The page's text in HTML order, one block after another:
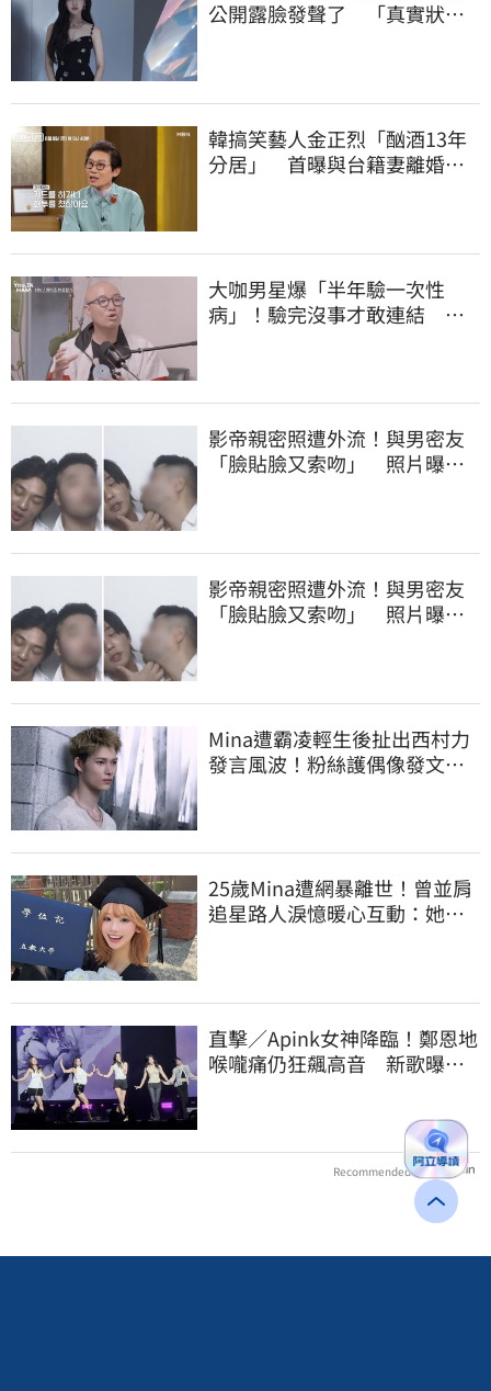
公開露臉發聲了 「真實狀
韓搞笑藝人金正烈「酗酒13年
分居」 首曝與台籍妻離婚內
大咖男星爆「半年驗一次性
病」！驗完沒事才敢連結 自
影帝親密照遭外流！與男密友
「臉貼臉又索吻」 照片曝光
影帝親密照遭外流！與男密友
「臉貼臉又索吻」 照片曝光
Mina遭霸凌輕生後扯出西村力
發言風波！粉絲護偶像發文：
25歲Mina遭網暴離世！曾並肩
追星路人淚憶暖心互動：她真
直擊／Apink女神降臨！鄭恩地
喉嚨痛仍狂飆高音 新歌曝
Recommended by